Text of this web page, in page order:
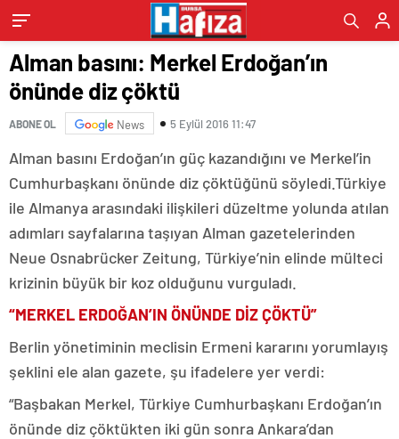
Alman basını: Merkel Erdoğan’ın
önünde diz çöktü
ABONE OL News 5 Eylül 2016 11:47
Alman basını Erdoğan’ın güç kazandığını ve Merkel’in
Cumhurbaşkanı önünde diz çöktüğünü söyledi.Türkiye
ile Almanya arasındaki ilişkileri düzeltme yolunda atılan
adımları sayfalarına taşıyan Alman gazetelerinden
Neue Osnabrücker Zeitung, Türkiye’nin elinde mülteci
krizinin büyük bir koz olduğunu vurguladı.
“MERKEL ERDOĞAN’IN ÖNÜNDE DİZ ÇÖKTÜ”
Berlin yönetiminin meclisin Ermeni kararını yorumlayış
şeklini ele alan gazete, şu ifadelere yer verdi:
“Başbakan Merkel, Türkiye Cumhurbaşkanı Erdoğan’ın
önünde diz çöktükten iki gün sonra Ankara’dan